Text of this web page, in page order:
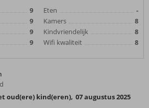
9
9
9
9
Eten
-
Kamers
8
Kindvriendelijk
8
Wifi kwaliteit
8
oud(ere) kind(eren), 07 augustus 2025